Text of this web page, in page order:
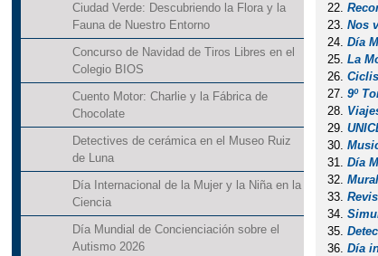
Ciudad Verde: Descubriendo la Flora y la
Fauna de Nuestro Entorno
Concurso de Navidad de Tiros Libres en el
Colegio BIOS
Cuento Motor: Charlie y la Fábrica de
Chocolate
Detectives de cerámica en el Museo Ruiz
de Luna
Día Internacional de la Mujer y la Niña en la
Ciencia
Día Mundial de Concienciación sobre el
Autismo 2026
Nos
Día
La
9º
Día
Día